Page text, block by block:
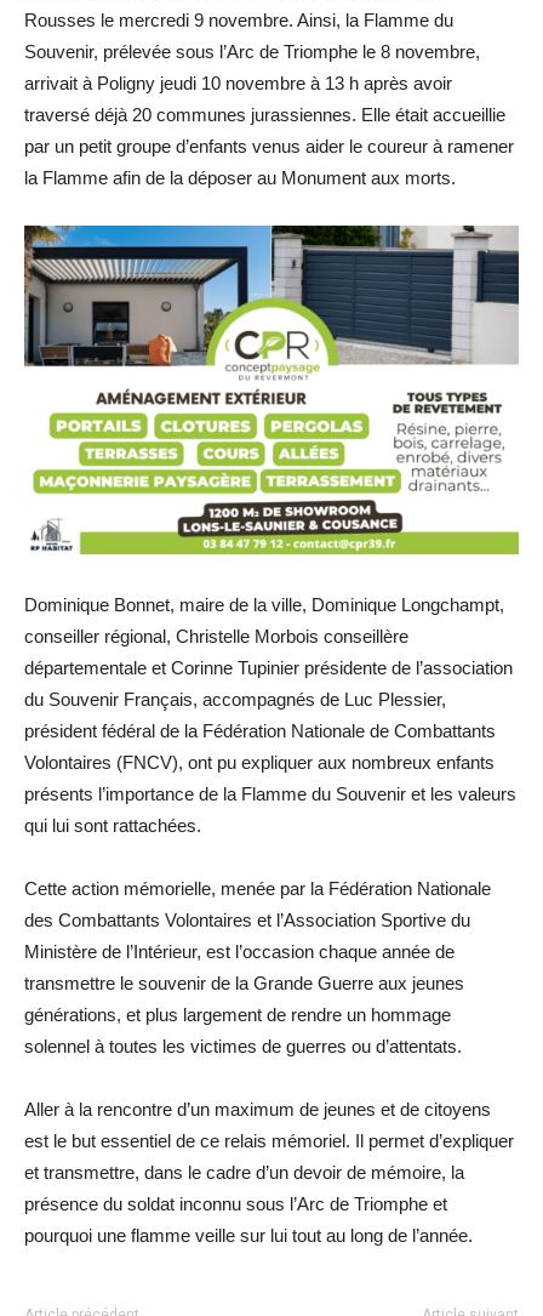
Rousses le mercredi 9 novembre. Ainsi, la Flamme du
Souvenir, prélevée sous l’Arc de Triomphe le 8 novembre,
arrivait à Poligny jeudi 10 novembre à 13 h après avoir
traversé déjà 20 communes jurassiennes. Elle était accueillie
par un petit groupe d’enfants venus aider le coureur à ramener
la Flamme afin de la déposer au Monument aux morts.
Dominique Bonnet, maire de la ville, Dominique Longchampt,
conseiller régional, Christelle Morbois conseillère
départementale et Corinne Tupinier présidente de l’association
du Souvenir Français, accompagnés de Luc Plessier,
président fédéral de la Fédération Nationale de Combattants
Volontaires (FNCV), ont pu expliquer aux nombreux enfants
présents l’importance de la Flamme du Souvenir et les valeurs
qui lui sont rattachées.
Cette action mémorielle, menée par la Fédération Nationale
des Combattants Volontaires et l’Association Sportive du
Ministère de l’Intérieur, est l’occasion chaque année de
transmettre le souvenir de la Grande Guerre aux jeunes
générations, et plus largement de rendre un hommage
solennel à toutes les victimes de guerres ou d’attentats.
Aller à la rencontre d’un maximum de jeunes et de citoyens
est le but essentiel de ce relais mémoriel. Il permet d’expliquer
et transmettre, dans le cadre d’un devoir de mémoire, la
présence du soldat inconnu sous l’Arc de Triomphe et
pourquoi une flamme veille sur lui tout au long de l’année.